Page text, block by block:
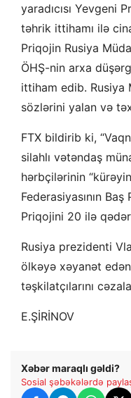
yaradıcısı Yevgeni
təhrik ittihamı ilə
Priqojin Rusiya
ÖHŞ-nin arxa
ittiham edib. Rusiya
sözlərini yalan və
FTX bildirib ki,
silahlı vətəndaş
hərbçilərinin
Federasiyasının
Priqojini 20 ilə
Rusiya prezidenti
ölkəyə xəyanət
təşkilatçılarını
E.ŞİRİNOV
Xəbər maraqlı gəldi?
Sosial şəbəkələrdə